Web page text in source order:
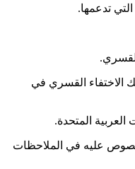
تدعمها.
الاختفاء القسري في
عليه في الملاحظات